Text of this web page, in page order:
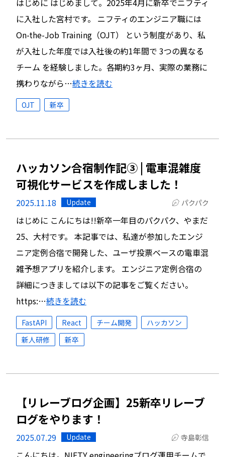
はじめに はじめまして。2025年4月に新卒でニフティ
に入社した宮村です。 ニフティのエンジニア職には
On-the-Job Training（OJT） という制度があり、私
が入社した年度では入社後の約1年間で 3つの異なる
チーム を経験しました。各期約3ヶ月、実際の業務に
携わりながら…続きを読む
OJT 新卒
ハッカソン合宿制作記③ | 電車混雑度
可視化サービスを作成しました！
2025.11.18 Update パクパク
はじめに こんにちは!!新卒一年目のパクパク、やまだ
25、大村です。 本記事では、私達が参加したエンジ
ニア定例合宿で開発した、ユーザ投票ベースの電車混
雑予想アプリを紹介します。 エンジニア定例合宿の
詳細につきましては以下の記事をご覧ください。
https:…続きを読む
FastAPI React チーム開発
ハッカソン
新人研修
新卒
【リレーブログ企画】25新卒リレーブ
ログをやります！
2025.07.29 Update 寺島彰信